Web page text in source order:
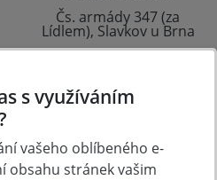
Čs. armády 347 (za
Lídlem), Slavkov u Brna
s využíváním
vašeho oblíbeného e-
obsahu stránek vašim